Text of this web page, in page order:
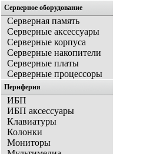
Серверное оборудование
Серверная память
Серверные аксессуары
Серверные корпуса
Серверные накопители
Серверные платы
Серверные процессоры
Периферия
ИБП
ИБП аксессуары
Клавиатуры
Колонки
Мониторы